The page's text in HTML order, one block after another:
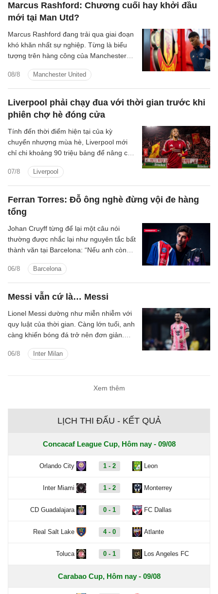
Marcus Rashford: Chương cuối hay khởi đầu
mới tại Man Utd?
08/8 Manchester United
Marcus Rashford đang trải qua giai đoạn
khó khăn nhất sự nghiệp. Từng là biểu
tượng trên hàng công của Manchester
Wayne Rooney thứ hai của bóng đá Anh,
tiền đạo 28 tuổi giờ thậm chí không biết
mình sẽ thi đấu ở đâu trong mùa giải
mới.
Liverpool phải chạy đua với thời gian trước khi
phiên chợ hè đóng cửa
07/8 Liverpool
Tính đến thời điểm hiện tại của kỳ
chuyển nhượng mùa hè, Liverpool mới
chỉ chi khoảng 90 triệu bảng để nâng cấp
Jeremy Jacquet và cầu thủ chạy cánh
Victor Munoz.
Ferran Torres: Đỗ ông nghè đừng vội đe hàng
tổng
06/8 Barcelona
Johan Cruyff từng để lại một câu nói
thường được nhắc lại như nguyên tắc bất
thành văn tại Barcelona: “Nếu anh còn
Barcelona, anh không còn hữu ích với
chúng tôi nữa.”
Messi vẫn cứ là… Messi
06/8 Inter Milan
Lionel Messi dường như miễn nhiễm với
quy luật của thời gian. Càng lớn tuổi, anh
càng khiến bóng đá trở nên đơn giản.
hay solo xuyên qua cả hàng thủ, siêu sao
đúng thời điểm và đưa ra những quyết
Xem thêm
LỊCH THI ĐẤU - KẾT QUẢ
Concacaf League Cup, Hôm nay - 09/08
Orlando City 1 - 2 Leon
Inter Miami 1 - 2 Monterrey
CD Guadalajara 0 - 1 FC Dallas
Real Salt Lake 4 - 0 Atlante
Toluca 0 - 1 Los Angeles FC
Carabao Cup, Hôm nay - 09/08